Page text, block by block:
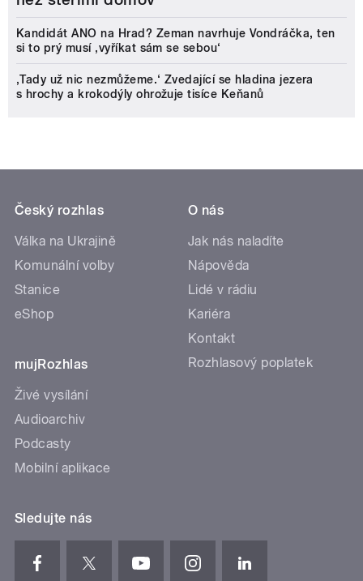
Kandidát ANO na Hrad? Zeman navrhuje Vondráčka, ten
si to prý musí ‚vyříkat sám se sebou‘
‚Tady už nic nezmůžeme.‘ Zvedající se hladina jezera
s hrochy a krokodýly ohrožuje tisíce Keňanů
Český rozhlas
Válka na Ukrajině
Komunální volby
Stanice
eShop
mujRozhlas
Živé vysílání
Audioarchiv
Podcasty
Mobilní aplikace
O nás
Jak nás naladíte
Nápověda
Lidé v rádiu
Kariéra
Kontakt
Rozhlasový poplatek
Sledujte nás